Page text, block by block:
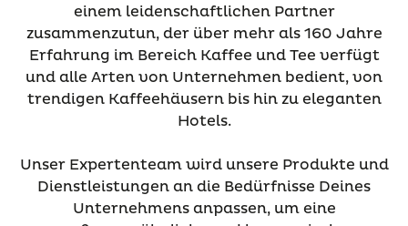
einem leidenschaftlichen Partner
zusammenzutun, der über mehr als 160 Jahre
Erfahrung im Bereich Kaffee und Tee verfügt
und alle Arten von Unternehmen bedient, von
trendigen Kaffeehäusern bis hin zu eleganten
Hotels.
Unser Expertenteam wird unsere Produkte und
Dienstleistungen an die Bedürfnisse Deines
Unternehmens anpassen, um eine